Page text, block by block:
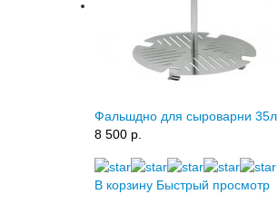
Фальшдно для сыроварни 35л
8 500 p.
В корзину Быстрый просмотр